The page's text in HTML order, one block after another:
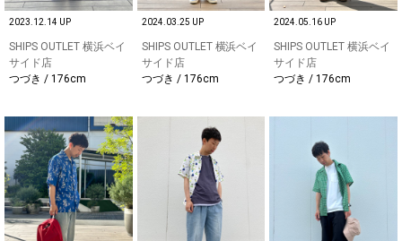
2023.12.14 UP
SHIPS OUTLET 横浜ベイ
サイド店
つづき / 176cm
2024.03.25 UP
SHIPS OUTLET 横浜ベイ
サイド店
つづき / 176cm
2024.05.16 UP
SHIPS OUTLET 横浜ベイ
サイド店
つづき / 176cm